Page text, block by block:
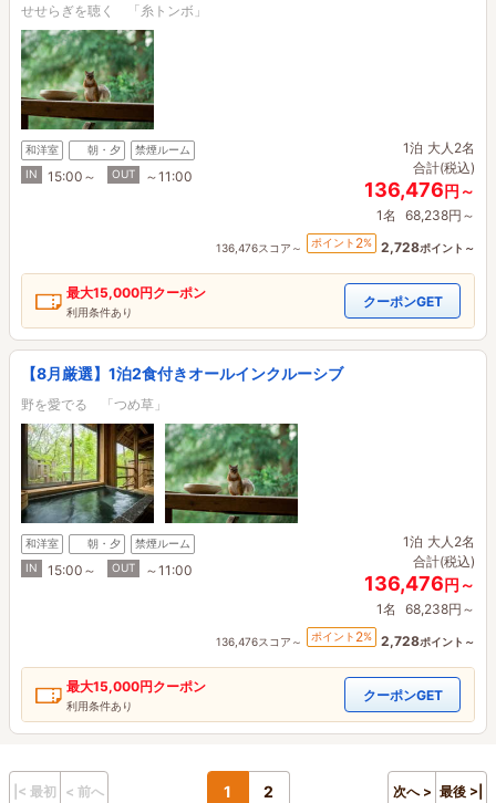
せせらぎを聴く 「糸トンボ」
和洋室 朝・夕
禁煙ルーム
IN
15:00～ OUT ～11:00
1泊 大人2名
合計(税込)
136,476円～
1名 68,238円～
136,476スコア～ ポイント 2% 2,728ポイント～
最大15,000円クーポン
利用条件あり
クーポンGET
【8月厳選】1泊2食付きオールインクルーシブ
野を愛でる 「つめ草」
和洋室 朝・夕
禁煙ルーム
IN
15:00～ OUT ～11:00
1泊 大人2名
合計(税込)
136,476円～
1名 68,238円～
136,476スコア～ ポイント 2% 2,728ポイント～
最大15,000円クーポン
利用条件あり
クーポンGET
|< 最初 < 前へ 1 2 次へ > 最後 >|